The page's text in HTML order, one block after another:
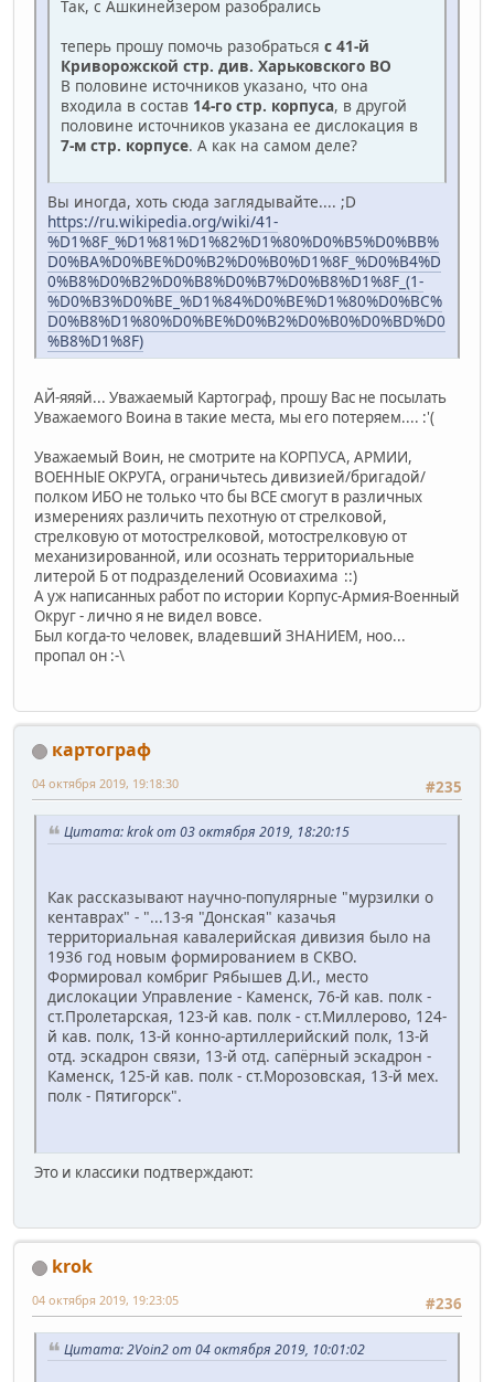
Так, с Ашкинейзером разобрались
теперь прошу помочь разобраться с 41-й
Криворожской стр. див. Харьковского ВО
В половине источников указано, что она
входила в состав 14-го стр. корпуса, в другой
половине источников указана ее дислокация в
7-м стр. корпусе. А как на самом деле?
Вы иногда, хоть сюда заглядывайте.... ;D
https://ru.wikipedia.org/wiki/41-
%D1%8F_%D1%81%D1%82%D1%80%D0%B5%D0%BB%
D0%BA%D0%BE%D0%B2%D0%B0%D1%8F_%D0%B4%D
0%B8%D0%B2%D0%B8%D0%B7%D0%B8%D1%8F_(1-
%D0%B3%D0%BE_%D1%84%D0%BE%D1%80%D0%BC%
D0%B8%D1%80%D0%BE%D0%B2%D0%B0%D0%BD%D0
%B8%D1%8F)
АЙ-яяяй... Уважаемый Картограф, прошу Вас не посылать
Уважаемого Воина в такие места, мы его потеряем.... :'(
Уважаемый Воин, не смотрите на КОРПУСА, АРМИИ,
ВОЕННЫЕ ОКРУГА, ограничьтесь дивизией/бригадой/
полком ИБО не только что бы ВСЕ смогут в различных
измерениях различить пехотную от стрелковой,
стрелковую от мотострелковой, мотострелковую от
механизированной, или осознать территориальные
литерой Б от подразделений Осовиахима ::)
А уж написанных работ по истории Корпус-Армия-Военный
Округ - лично я не видел вовсе.
Был когда-то человек, владевший ЗНАНИЕМ, ноо...
пропал он :-\
картограф
#235
04 октября 2019, 19:18:30
Цитата: krok от 03 октября 2019, 18:20:15
Как рассказывают научно-популярные "мурзилки о
кентаврах" - "...13-я "Донская" казачья
территориальная кавалерийская дивизия было на
1936 год новым формированием в СКВО.
Формировал комбриг Рябышев Д.И., место
дислокации Управление - Каменск, 76-й кав. полк -
ст.Пролетарская, 123-й кав. полк - ст.Миллерово, 124-
й кав. полк, 13-й конно-артиллерийский полк, 13-й
отд. эскадрон связи, 13-й отд. сапёрный эскадрон -
Каменск, 125-й кав. полк - ст.Морозовская, 13-й мех.
полк - Пятигорск".
Это и классики подтверждают:
krok
#236
04 октября 2019, 19:23:05
Цитата: 2Voin2 от 04 октября 2019, 10:01:02